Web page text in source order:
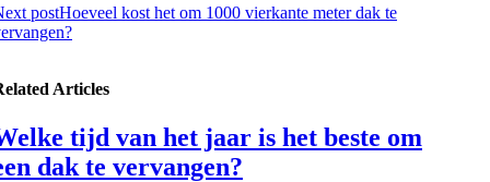
postHoeveel kost het om 1000 vierkante meter dak te
Articles
tijd van het jaar is het beste om
dak te vervangen?